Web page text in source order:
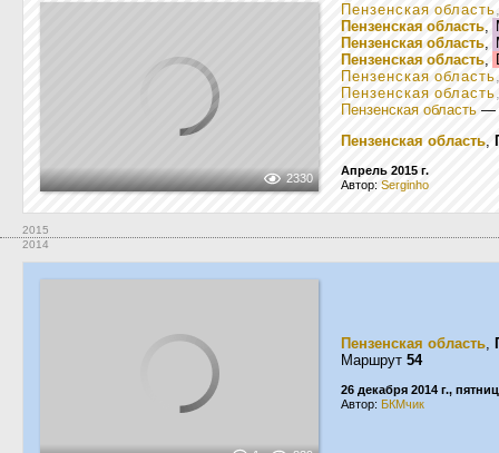
2330
Пензенская область
Пензенская область,
Пензенская область,
Пензенская область,
Пензенская область
Пензенская область
Пензенская область —
Пензенская область,
Апрель 2015 г.
Автор: Serginho
2015
2014
Пензенская область,
Маршрут 54
26 декабря 2014 г.,
Автор: БКМчик